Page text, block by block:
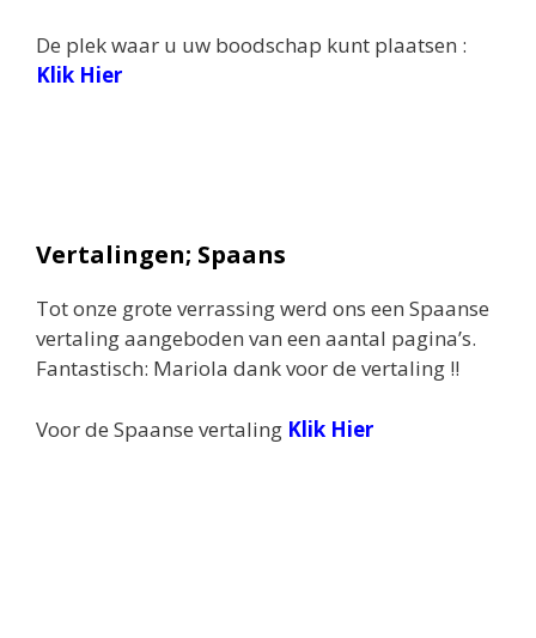
De plek waar u uw boodschap kunt plaatsen :
Klik Hier
Vertalingen; Spaans
Tot onze grote verrassing werd ons een Spaanse
vertaling aangeboden van een aantal pagina’s.
Fantastisch: Mariola dank voor de vertaling !!
Voor de Spaanse vertaling Klik Hier